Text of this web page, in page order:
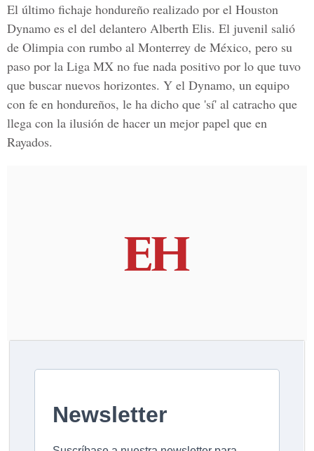
El último fichaje hondureño realizado por el Houston
Dynamo es el del delantero Alberth Elis. El juvenil salió
de Olimpia con rumbo al Monterrey de México, pero su
paso por la Liga MX no fue nada positivo por lo que tuvo
que buscar nuevos horizontes. Y el Dynamo, un equipo
con fe en hondureños, le ha dicho que 'sí' al catracho que
llega con la ilusión de hacer un mejor papel que en
Rayados.